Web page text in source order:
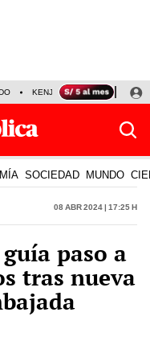
KENJI FUJIMORI
SOCIEDAD MUNDO
08 Abr 2024 | 17:25 h
paso a
tras nueva